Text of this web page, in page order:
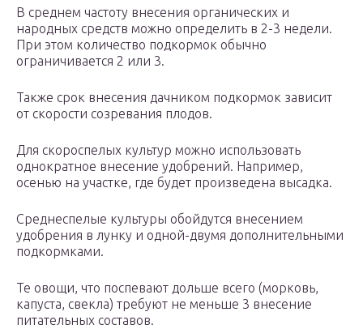
В среднем частоту внесения органических и
народных средств можно определить в 2-3 недели.
При этом количество подкормок обычно
ограничивается 2 или 3.
Также срок внесения дачником подкормок зависит
от скорости созревания плодов.
Для скороспелых культур можно использовать
однократное внесение удобрений. Например,
осенью на участке, где будет произведена высадка.
Среднеспелые культуры обойдутся внесением
удобрения в лунку и одной-двумя дополнительными
подкормками.
Те овощи, что поспевают дольше всего (морковь,
капуста, свекла) требуют не меньше 3 внесение
питательных составов.